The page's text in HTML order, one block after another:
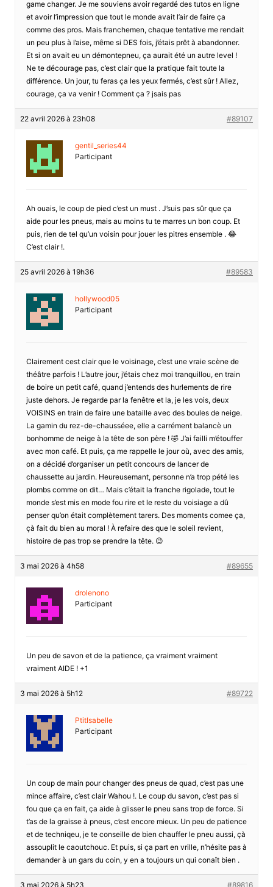
game changer. Je me souviens avoir regardé des tutos en ligne
et avoir l’impression que tout le monde avait l’air de faire ça
comme des pros. Mais franchemen, chaque tentative me rendait
un peu plus à l’aise, même si DES fois, j’étais prêt à abandonner.
Et si on avait eu un démontepneu, ça aurait été un autre level !
Ne te décourage pas, c’est clair que la pratique fait toute la
différence. Un jour, tu feras ça les yeux fermés, c’est sûr ! Allez,
courage, ça va venir ! Comment ça ? jsais pas
22 avril 2026 à 23h08 #89107
gentil_series44
Participant
Ah ouais, le coup de pied c’est un must . J’suis pas sûr que ça
aide pour les pneus, mais au moins tu te marres un bon coup. Et
puis, rien de tel qu’un voisin pour jouer les pitres ensemble . 😂
C’est clair !.
25 avril 2026 à 19h36 #89583
hollywood05
Participant
Clairement cest clair que le voisinage, c’est une vraie scène de
théâtre parfois ! L’autre jour, j’étais chez moi tranquillou, en train
de boire un petit café, quand j’entends des hurlements de rire
juste dehors. Je regarde par la fenêtre et la, je les vois, deux
VOISINS en train de faire une bataille avec des boules de neige.
La gamin du rez-de-chausséee, elle a carrément balancè un
bonhomme de neige à la tête de son père ! 🤣 J’ai failli m’étouffer
avec mon café. Et puis, ça me rappelle le jour où, avec des amis,
on a décidé d’organiser un petit concours de lancer de
chaussette au jardin. Heureusemant, personne n’a trop pété les
plombs comme on dit… Mais c’était la franche rigolade, tout le
monde s’est mis en mode fou rire et le reste du voisiage a dû
penser qu’on était complètement tarers. Des moments comee ça,
çà fait du bien au moral ! À refaire des que le soleil revient,
histoire de pas trop se prendre la tête. 😉
3 mai 2026 à 4h58 #89655
drolenono
Participant
Un peu de savon et de la patience, ça vraiment vraiment
vraiment AIDE ! +1
3 mai 2026 à 5h12 #89722
PtitIsabelle
Participant
Un coup de main pour changer des pneus de quad, c’est pas une
mince affaire, c’est clair Wahou !. Le coup du savon, c’est pas si
fou que ça en fait, ça aide à glisser le pneu sans trop de force. Si
t’as de la graisse à pneus, c’est encore mieux. Un peu de patience
et de techniqeu, je te conseille de bien chauffer le pneu aussi, çà
assouplit le caoutchouc. Et puis, si ça part en vrille, n’hésite pas à
demander à un gars du coin, y en a toujours un qui conaît bien .
3 mai 2026 à 5h23 #89816